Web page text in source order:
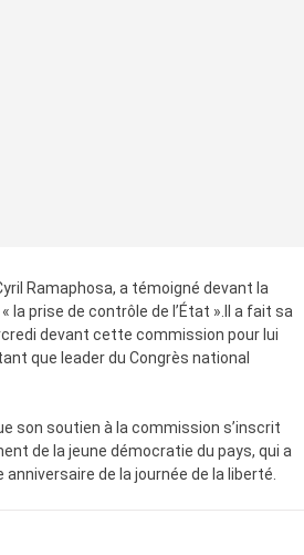
Ramaphosa, a témoigné devant la
la prise de contrôle de l’État ».Il a fait sa
devant cette commission pour lui
que leader du Congrès national
son soutien à la commission s’inscrit
de la jeune démocratie du pays, qui a
de la journée de la liberté.